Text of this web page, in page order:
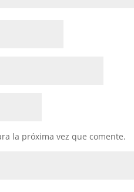
la próxima vez que comente.